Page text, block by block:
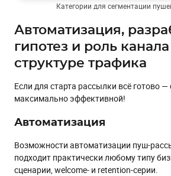
Категории для сегментации
Автоматизация,
гипотез и роль
структуре трафика
Если для старта рассылки всё готово —
максимально эффективной!
Автоматизация
Возможности автоматизации пуш-
подходит практически любому типу
сценарии, welcome- и retention-серии.